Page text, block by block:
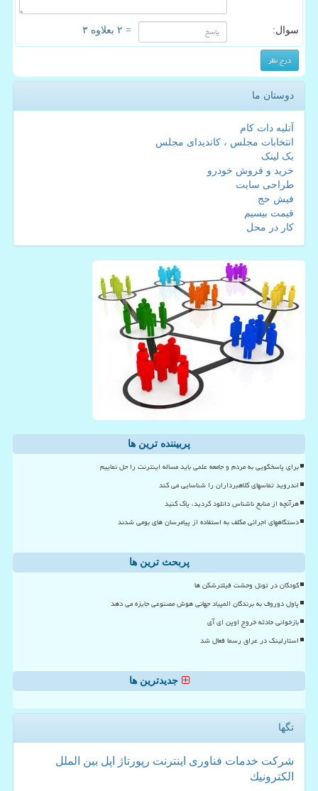
سوال: = ۲ بعلاوه ۳
دوستان ما
آتلیه دات کام
انتخابات مجلس ، کاندیدای مجلس
بک لینک
خرید و فروش خودرو
طراحی سایت
فیش حج
قیمت بیسیم
کار در محل
پربیننده ترین ها
برای پاسخگویی به مردم و جامعه علمی باید مساله اینترنت را حل نماییم
اندروید تماسهای کلاهبرداران را شناسایی می کند
هرآنچه از منابع ناشناس دانلود کردید، پاک کنید
دستگاههای اجرائی مکلف به استفاده از پیامرسان های بومی شدند
پربحث ترین ها
کودکان در تونل وحشت فیلترشکن ها
پاول دوروف به برندگان المپیاد جهانی هوش مصنوعی جایزه می دهد
بازخوانی حادثه خروج اوپن ای آی
استارلینک در عراق رسما فعال شد
جدیدترین ها
تگها
شركت خدمات فناوری اینترنت رپورتاژ اپل بین الملل
الكترونیك